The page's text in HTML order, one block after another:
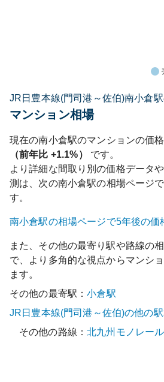
JR日豊本線(門司港～佐伯)南小倉
マンション相場
現在の南小倉駅のマンションの価
（前年比 +1.1%）
です。
より詳細な間取り別の価格データ
測は、次の南小倉駅の相場ページ
す。
南小倉駅の相場ページで5年後の価
また、その他の最寄り駅や路線の
で、より多角的な視点からマンシ
ます。
その他の最寄駅：小倉駅
JR日豊本線(門司港～佐伯)の他の
その他の路線：北九州モノレール